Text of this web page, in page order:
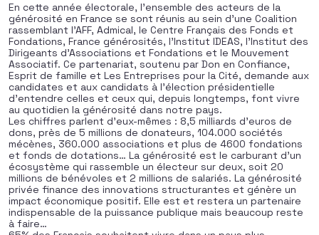
En cette année électorale, l’ensemble des acteurs de la
générosité en France se sont réunis au sein d’une Coalition
rassemblant l’AFF, Admical, le Centre Français des Fonds et
Fondations, France générosités, l’Institut IDEAS, l’Institut des
Dirigeants d’Associations et Fondations et le Mouvement
Associatif. Ce partenariat, soutenu par Don en Confiance,
Esprit de famille et Les Entreprises pour la Cité, demande aux
candidates et aux candidats à l’élection présidentielle
d’entendre celles et ceux qui, depuis longtemps, font vivre
au quotidien la générosité dans notre pays.
Les chiffres parlent d’eux-mêmes : 8,5 milliards d’euros de
dons, près de 5 millions de donateurs, 104.000 sociétés
mécènes, 360.000 associations et plus de 4600 fondations
et fonds de dotations… La générosité est le carburant d’un
écosystème qui rassemble un électeur sur deux, soit 20
millions de bénévoles et 2 millions de salariés. La générosité
privée finance des innovations structurantes et génère un
impact économique positif. Elle est et restera un partenaire
indispensable de la puissance publique mais beaucoup reste
à faire…